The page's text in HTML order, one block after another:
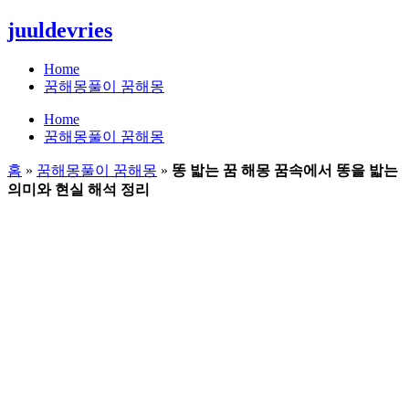
콘
텐
juuldevries
Home
꿈해몽풀이 꿈해몽
Home
꿈해몽풀이 꿈해몽
홈 » 꿈해몽풀이 꿈해몽 » 똥 밟는 꿈 해몽 꿈속에서 똥을 밟는
의미와 현실 해석 정리